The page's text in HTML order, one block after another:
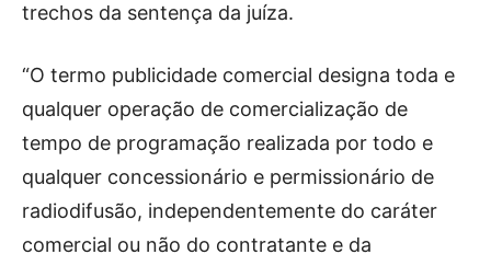
trechos da sentença da juíza.
“O termo publicidade comercial designa toda e
qualquer operação de comercialização de
tempo de programação realizada por todo e
qualquer concessionário e permissionário de
radiodifusão, independentemente do caráter
comercial ou não do contratante e da